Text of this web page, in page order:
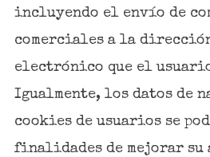
incluyendo el envío de
comerciales a la
electrónico que el
Igualmente, los datos de
cookies de usuarios se
finalidades de mejorar